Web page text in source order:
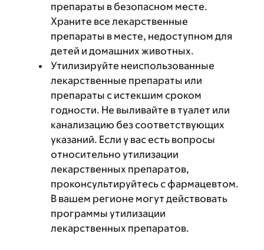
препараты в безопасном месте.
Храните все лекарственные
препараты в месте, недоступном для
детей и домашних животных.
Утилизируйте неиспользованные
лекарственные препараты или
препараты с истекшим сроком
годности. Не выливайте в туалет или
канализацию без соответствующих
указаний. Если у вас есть вопросы
относительно утилизации
лекарственных препаратов,
проконсультируйтесь с фармацевтом.
В вашем регионе могут действовать
программы утилизации
лекарственных препаратов.